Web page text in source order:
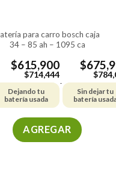
34 – 85 ah – 1095 ca
$615,900
$714,444
Dejando tu
batería usada
-
$
$
Sin dejar tu
batería
AGREGAR